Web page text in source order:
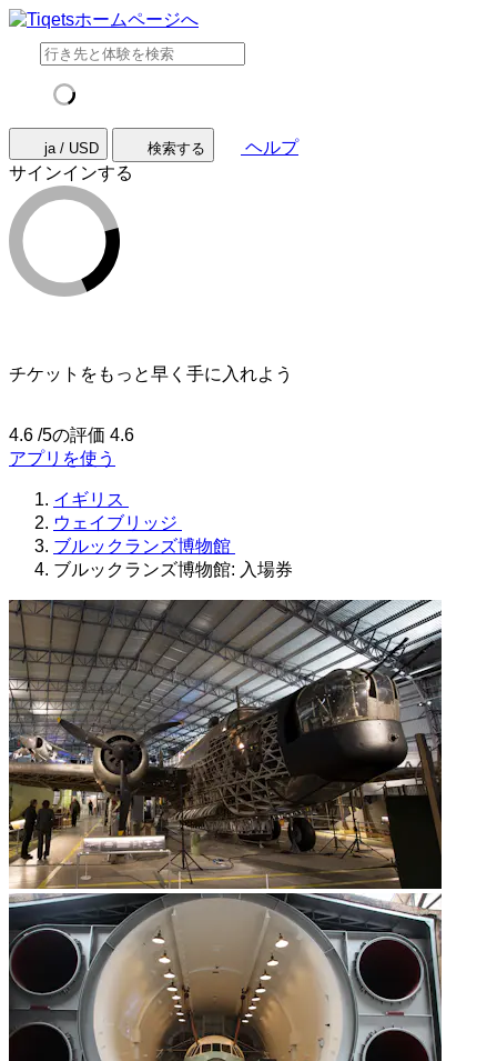
ja / USD 検索する
ヘルプ
サインインする
チケットをもっと早く手に入れよう
4.6 /5の評価 4.6
アプリを使う
イギリス
ウェイブリッジ
ブルックランズ博物館
ブルックランズ博物館: 入場券